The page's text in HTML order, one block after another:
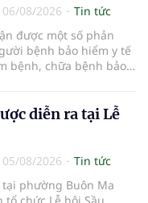
06/08/2026
Tin tức
được một số phản
bệnh bảo hiểm y tế
bệnh, chữa bệnh bảo
bệnh theo yêu cầu
phải nộp thêm các chi
chi trả.
diễn ra tại Lễ
05/08/2026
Tin tức
tại phường Buôn Ma